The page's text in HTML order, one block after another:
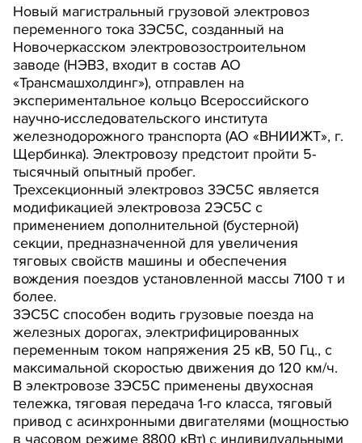
Новый магистральный грузовой электровоз
переменного тока 3ЭС5С, созданный на
Новочеркасском электровозостроительном
заводе (НЭВЗ, входит в состав АО
«Трансмашхолдинг»), отправлен на
экспериментальное кольцо Всероссийского
научно-исследовательского института
железнодорожного транспорта (АО «ВНИИЖТ», г.
Щербинка). Электровозу предстоит пройти 5-
тысячный опытный пробег.
Трехсекционный электровоз 3ЭС5С является
модификацией электровоза 2ЭС5С с
применением дополнительной (бустерной)
секции, предназначенной для увеличения
тяговых свойств машины и обеспечения
вождения поездов установленной массы 7100 т и
более.
3ЭС5С способен водить грузовые поезда на
железных дорогах, электрифицированных
переменным током напряжения 25 кВ, 50 Гц., с
максимальной скоростью движения до 120 км/ч.
В электровозе 3ЭС5С применены двухосная
тележка, тяговая передача 1-го класса, тяговый
привод с асинхронными двигателями (мощностью
в часовом режиме 8800 кВт) с индивидуальными